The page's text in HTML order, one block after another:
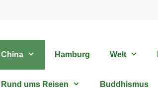
China Hamburg Welt
Rund ums Reisen Buddhismus